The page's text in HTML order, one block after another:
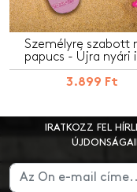
Személyre szabott
papucs - Újra nyári
3.899 Ft
IRATKOZZ FEL